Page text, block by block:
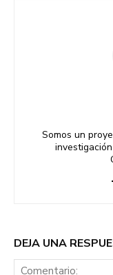
Somos un
DEJA UNA